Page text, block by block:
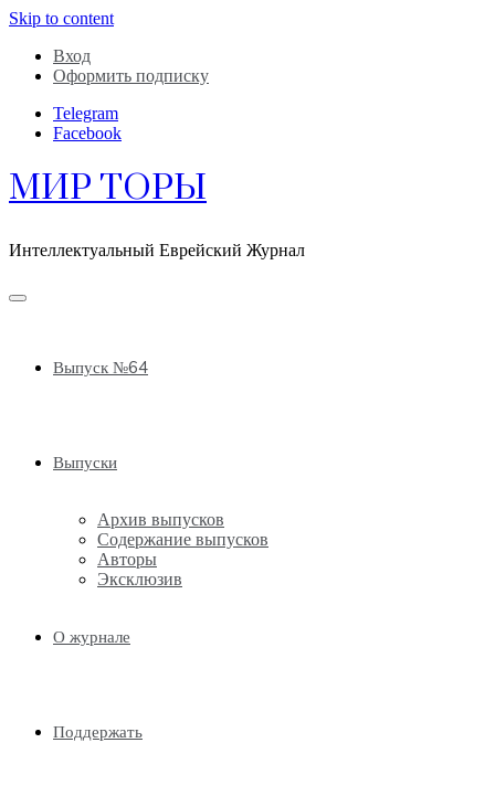
Skip to content
Вход
Оформить подписку
Telegram
Facebook
МИР ТОРЫ
Интеллектуальный Еврейский Журнал
Выпуск №64
Выпуски
Архив выпусков
Содержание выпусков
Авторы
Эксклюзив
О журнале
Поддержать